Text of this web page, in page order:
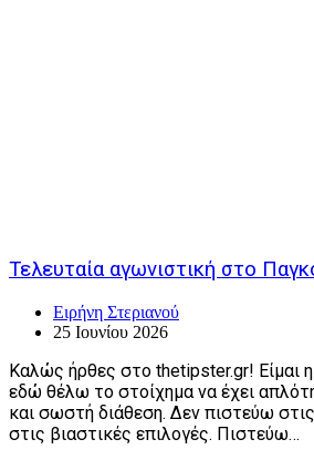
Τελευταία αγωνιστική στο
Ειρήνη Στεριανού
25 Ιουνίου 2026
Καλώς ήρθες στο thetipster.gr! Είμαι η
εδώ θέλω το στοίχημα να έχει
και σωστή διάθεση. Δεν πιστεύω
στις βιαστικές επιλογές. Πιστεύω…